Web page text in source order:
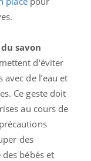
savon
d'éviter
de l’eau et
Ce geste doit
au cours de
des
bébés et